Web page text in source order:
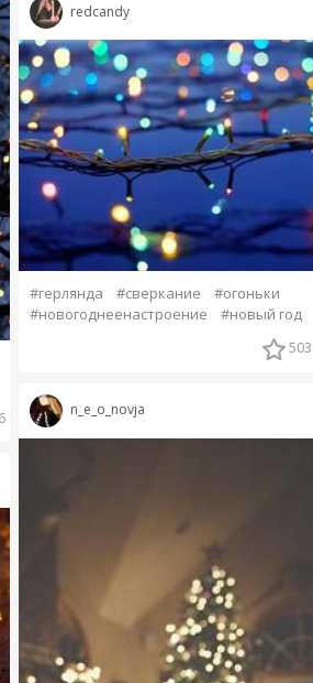
redcandy
#герлянда #сверкание
#огоньки
#новогоднеенастроение
#новый год
503
n_e_o_novja